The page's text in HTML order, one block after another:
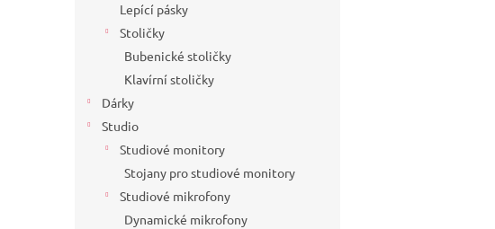
Lepící pásky
Stoličky
Bubenické stoličky
Klavírní stoličky
Dárky
Studio
Studiové monitory
Stojany pro studiové monitory
Studiové mikrofony
Dynamické mikrofony